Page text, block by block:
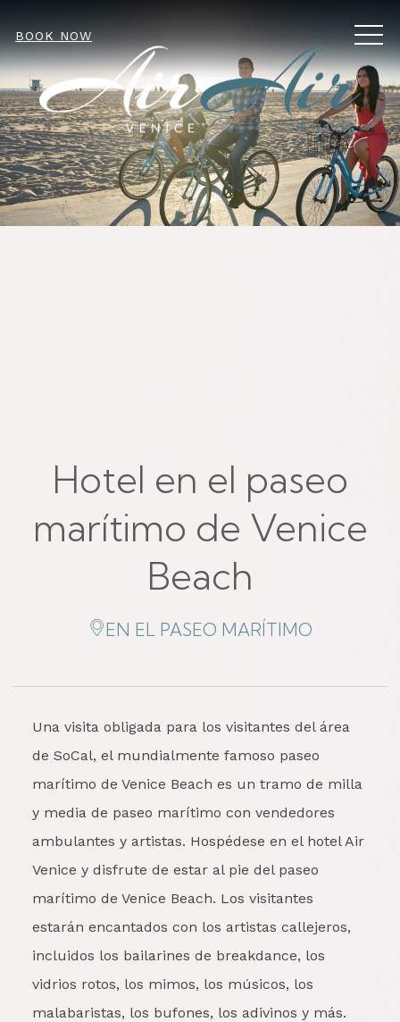
BOOK NOW
Hotel en el paseo
marítimo de Venice
Beach
EN EL PASEO MARÍTIMO
Una visita obligada para los visitantes del área
de SoCal, el mundialmente famoso paseo
marítimo de Venice Beach es un tramo de milla
y media de paseo marítimo con vendedores
ambulantes y artistas. Hospédese en el hotel Air
Venice y disfrute de estar al pie del paseo
marítimo de Venice Beach. Los visitantes
estarán encantados con los artistas callejeros,
incluidos los bailarines de breakdance, los
vidrios rotos, los mimos, los músicos, los
malabaristas, los bufones, los adivinos y más.